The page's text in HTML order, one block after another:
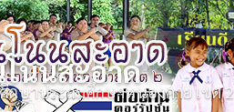
โนนสะอาด
กษาประถมศึกษาหนองคาย เขต 2